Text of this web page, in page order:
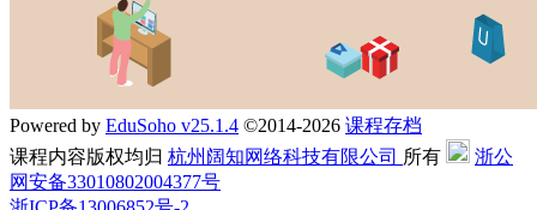
Powered by EduSoho v25.1.4 ©2014-2026 课程存档
课程内容版权均归 杭州阔知网络科技有限公司 所有
浙公
网安备33010802004377号